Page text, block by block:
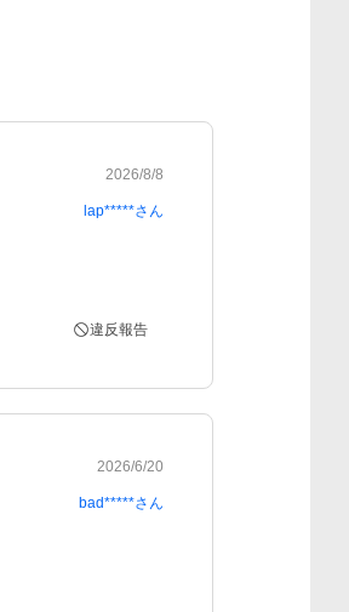
2026/8/8
lap*****さん
違反報告
2026/6/20
bad*****さん